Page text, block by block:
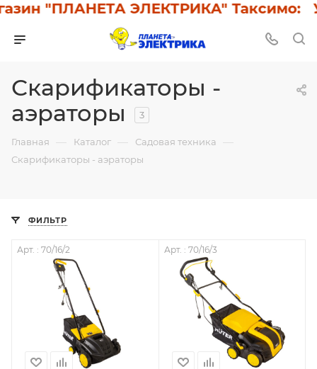
"ПЛАНЕТА ЭЛЕКТРИКА" Таксимо:
Скарификаторы -
аэраторы
3
Главная — Каталог — Садовая техника —
Скарификаторы - аэраторы
ФИЛЬТР
Арт. : 70/16/2 Арт. : 70/16/3